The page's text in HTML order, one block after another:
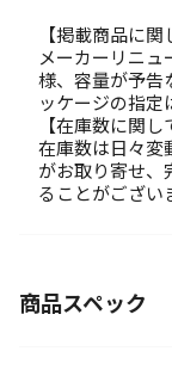
【掲載商品に関
メーカーリニュ
様、容量が予告
ッケージの指定
【在庫数に関し
在庫数は日々変
がお取り寄せ、
ることがござい
商品スペック